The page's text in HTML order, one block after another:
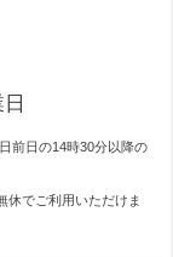
前日の14時30分以降の
休でご利用いただけま